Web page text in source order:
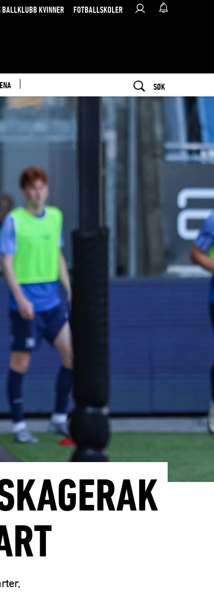
BALLKLUBB KVINNER FOTBALLSKOLER
SØK